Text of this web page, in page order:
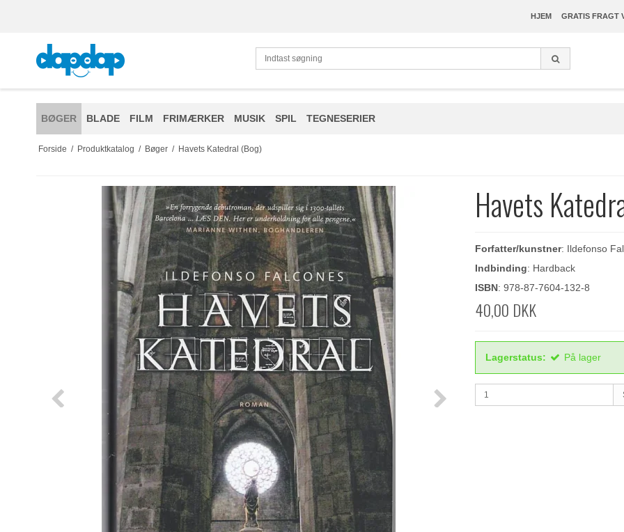
HJEM GRATIS FRAGT
BØGER BLADE FILM FRIMÆRKER MUSIK SPIL TEGNESERIER
Forside / Produktkatalog / Bøger / Havets Katedral (Bog)
Havets
Forfatter/kunstner: Ildefonso
Indbinding: Hardback
ISBN: 978-87-7604-132-8
40,00 DKK
Lagerstatus: På lager